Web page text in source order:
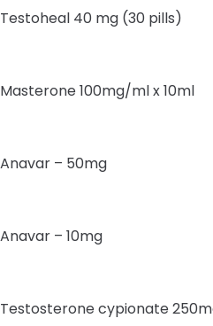
Testoheal 40 mg (30 pills)
Masterone 100mg/ml x 10ml
Anavar – 50mg
Anavar – 10mg
Testosterone cypionate